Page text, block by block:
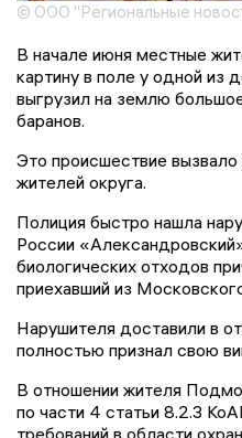
© ООО "Региональные
В начале июня местные
картину в поле у одной из
выгрузил на землю
баранов.
Это происшествие
жителей округа.
Полиция быстро нашла
России
биологических отходов
приехавший из
Нарушителя доставили в
полностью признал свою
В отношении жителя
по части 4 статьи 8.2.3